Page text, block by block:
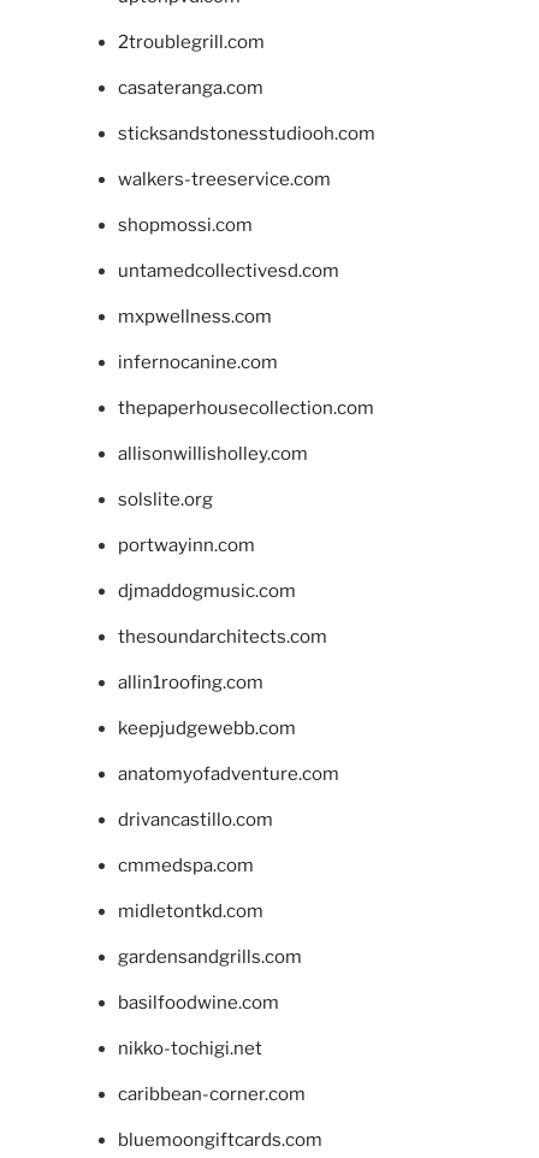
2troublegrill.com
casateranga.com
sticksandstonesstudiooh.com
walkers-treeservice.com
shopmossi.com
untamedcollectivesd.com
mxpwellness.com
infernocanine.com
thepaperhousecollection.com
allisonwillisholley.com
solslite.org
portwayinn.com
djmaddogmusic.com
thesoundarchitects.com
allin1roofing.com
keepjudgewebb.com
anatomyofadventure.com
drivancastillo.com
cmmedspa.com
midletontkd.com
gardensandgrills.com
basilfoodwine.com
nikko-tochigi.net
caribbean-corner.com
bluemoongiftcards.com